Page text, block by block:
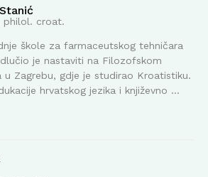
philol. croat.
škole za farmaceutskog tehničara
je nastaviti na Filozofskom
Zagrebu, gdje je studirao Kroatistiku.
hrvatskog jezika i književno ...